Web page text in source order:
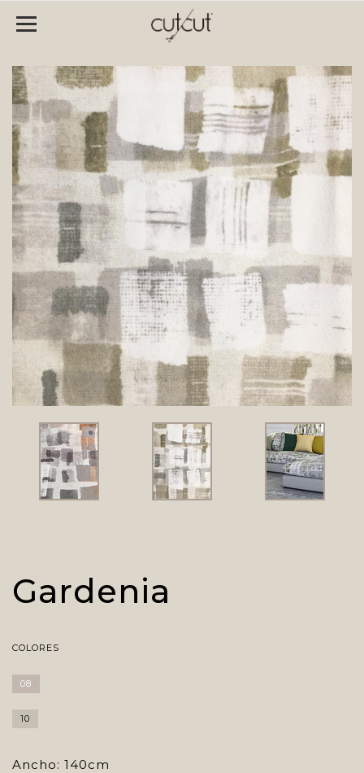
Gardenia
COLORES
08
10
Ancho: 140cm